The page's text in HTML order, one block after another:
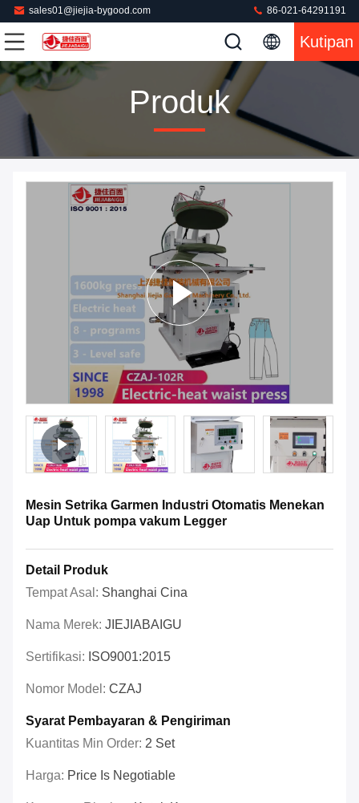
sales01@jiejia-bygood.com 86-021-64291191
Kutipan
Produk
Mesin Setrika Garmen Industri Otomatis Menekan
Uap Untuk pompa vakum Legger
Detail Produk
Tempat Asal: Shanghai Cina
Nama Merek: JIEJIABAIGU
Sertifikasi: ISO9001:2015
Nomor Model: CZAJ
Syarat Pembayaran & Pengiriman
Kuantitas Min Order: 2 Set
Harga: Price Is Negotiable